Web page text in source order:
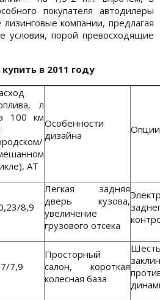
покупателя автодилеры
компании, предлагая
условия, порой превосходящие
в 2011 году
л
100 км
АТ
Особенности
дизайна
Опции
8,9
Легкая задняя
дверь кузова,
увеличение
грузового отсека
7,9
Просторный
салон, короткая
колесная база